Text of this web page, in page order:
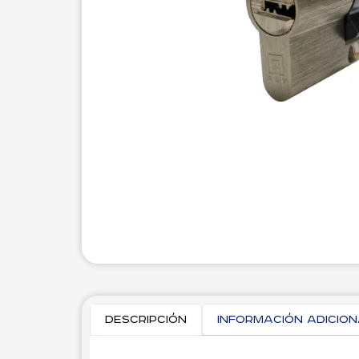
Descripción Información